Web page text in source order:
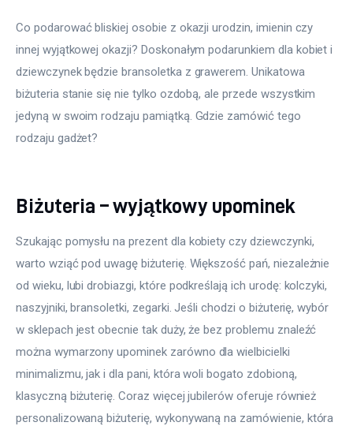
Co podarować bliskiej osobie z okazji urodzin, imienin czy
innej wyjątkowej okazji? Doskonałym podarunkiem dla kobiet i
dziewczynek będzie bransoletka z grawerem. Unikatowa
biżuteria stanie się nie tylko ozdobą, ale przede wszystkim
jedyną w swoim rodzaju pamiątką. Gdzie zamówić tego
rodzaju gadżet?
Biżuteria – wyjątkowy upominek
Szukając pomysłu na prezent dla kobiety czy dziewczynki,
warto wziąć pod uwagę biżuterię. Większość pań, niezależnie
od wieku, lubi drobiazgi, które podkreślają ich urodę: kolczyki,
naszyjniki, bransoletki, zegarki. Jeśli chodzi o biżuterię, wybór
w sklepach jest obecnie tak duży, że bez problemu znaleźć
można wymarzony upominek zarówno dla wielbicielki
minimalizmu, jak i dla pani, która woli bogato zdobioną,
klasyczną biżuterię. Coraz więcej jubilerów oferuje również
personalizowaną biżuterię, wykonywaną na zamówienie, która